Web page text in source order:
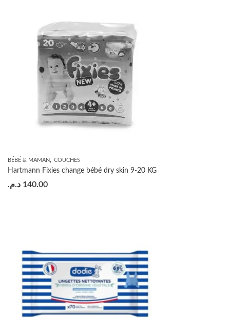
BÉBÉ & MAMAN, COUCHES
Hartmann Fixies change bébé dry skin 9-20 KG
140.00 د.م.